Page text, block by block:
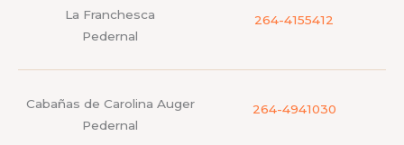
La Franchesca
Pedernal
264-4155412
Cabañas de Carolina Auger
Pedernal
264-4941030